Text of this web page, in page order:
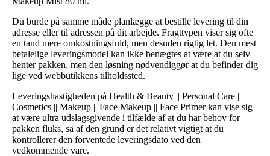
Du burde på samme måde planlægge at bestille levering til din
adresse eller til adressen på dit arbejde. Fragttypen viser sig ofte
en tand mere omkostningsfuld, men desuden rigtig let. Den mest
betalelige leveringsmodel kan ikke benægtes at være at du selv
henter pakken, men den løsning nødvendiggør at du befinder dig
lige ved webbutikkens tilholdssted.
Leveringshastigheden på Health & Beauty || Personal Care ||
Cosmetics || Makeup || Face Makeup || Face Primer kan vise sig
at være ultra udslagsgivende i tilfælde af at du har behov for
pakken fluks, så af den grund er det relativt vigtigt at du
kontrollerer den forventede leveringsdato ved den
vedkommende vare.